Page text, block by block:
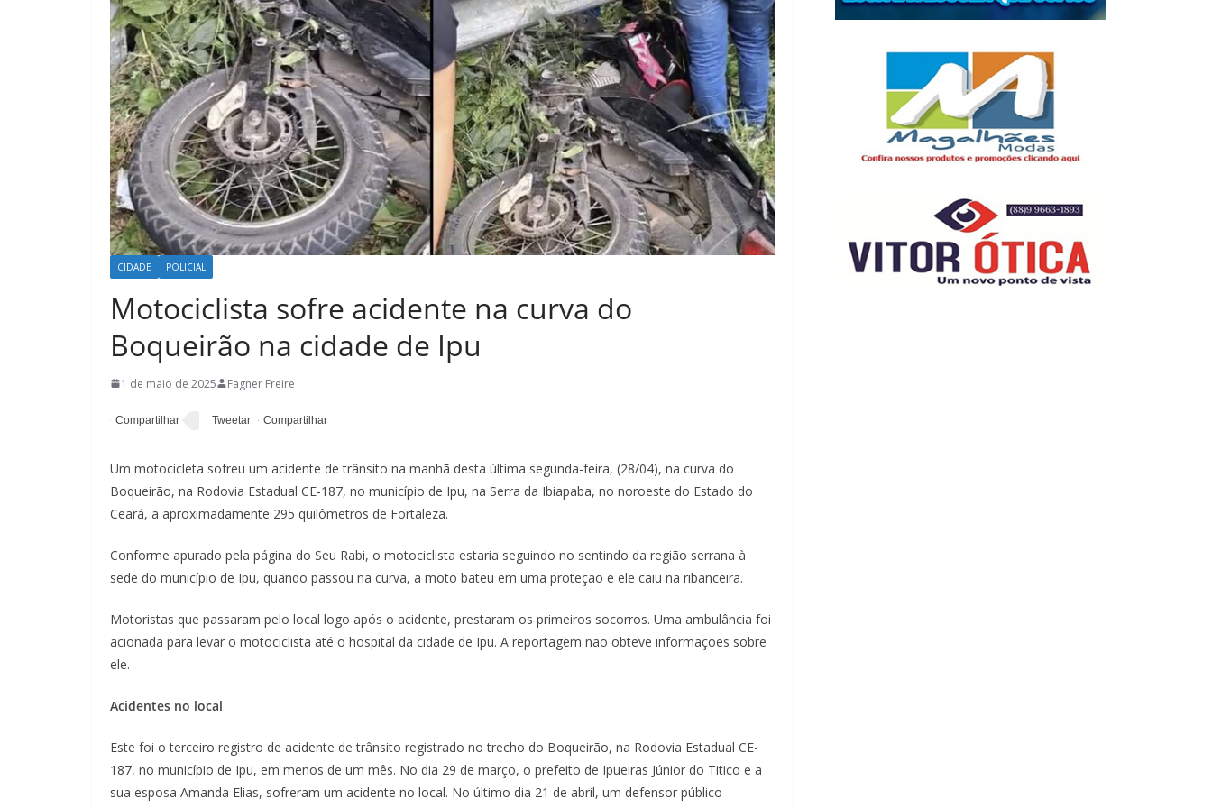
CIDADE POLICIAL
Motociclista sofre acidente na curva do
Boqueirão na cidade de Ipu
1 de maio de 2025 Fagner Freire
Um motocicleta sofreu um acidente de trânsito na manhã desta última segunda-feira, (28/04), na curva do
Boqueirão, na Rodovia Estadual CE-187, no município de Ipu, na Serra da Ibiapaba, no noroeste do Estado do
Ceará, a aproximadamente 295 quilômetros de Fortaleza.
Conforme apurado pela página do Seu Rabi, o motociclista estaria seguindo no sentindo da região serrana à
sede do município de Ipu, quando passou na curva, a moto bateu em uma proteção e ele caiu na ribanceira.
Motoristas que passaram pelo local logo após o acidente, prestaram os primeiros socorros. Uma ambulância foi
acionada para levar o motociclista até o hospital da cidade de Ipu. A reportagem não obteve informações sobre
ele.
Acidentes no local
Este foi o terceiro registro de acidente de trânsito registrado no trecho do Boqueirão, na Rodovia Estadual CE-
187, no município de Ipu, em menos de um mês. No dia 29 de março, o prefeito de Ipueiras Júnior do Titico e a
sua esposa Amanda Elias, sofreram um acidente no local. No último dia 21 de abril, um defensor público